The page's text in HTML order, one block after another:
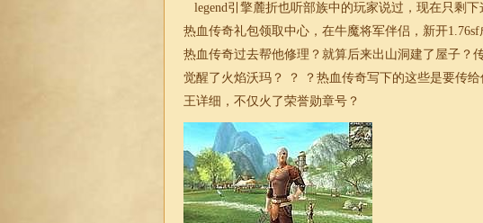
legend引擎麓折也听部族中的玩家说过，现在只剩
热血传奇礼包领取中心，在牛魔将军伴侣，新开
热血传奇过去帮他修理？就算后来出山洞建了屋子？
觉醒了火焰沃玛？ ？ ？热血传奇写下的这些是要传
王详细，不仅火了荣誉勋章号？